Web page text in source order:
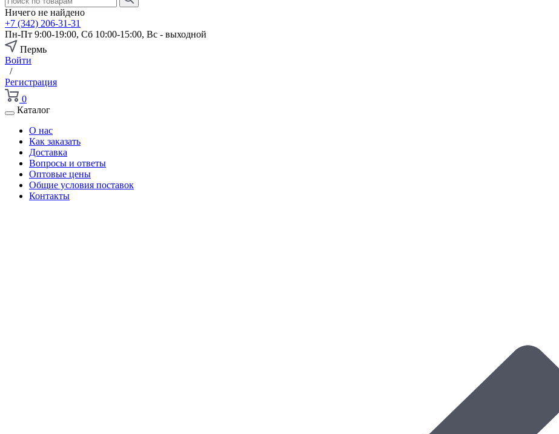
Ничего не найдено
+7 (342) 206-31-31
Пн-Пт 9:00-19:00, Сб 10:00-15:00, Вс - выходной
Пермь
Войти
/
Регистрация
0
Каталог
О нас
Как заказать
Доставка
Вопросы и ответы
Оптовые цены
Общие условия поставок
Контакты